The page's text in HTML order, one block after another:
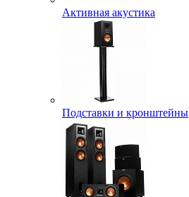
Активная акустика
Подставки и кронштейны